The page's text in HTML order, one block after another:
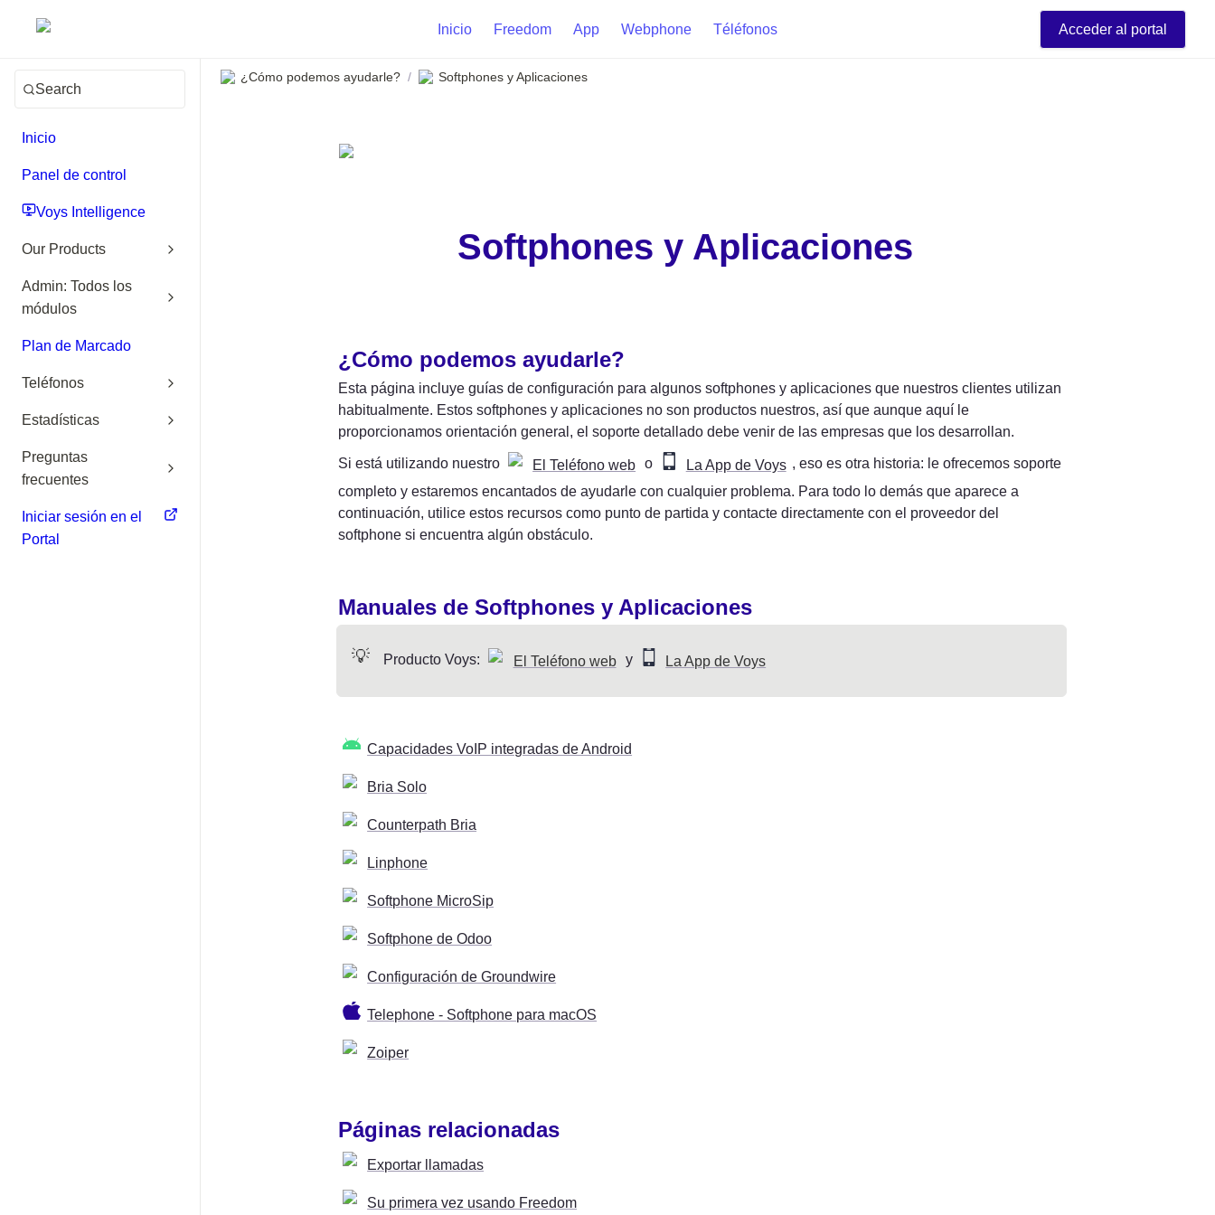
Inicio Freedom App Webphone Téléfonos Acceder al portal
Search
Inicio
Panel de control
Voys Intelligence
Our Products
Admin: Todos los
módulos
Plan de Marcado
Teléfonos
Estadísticas
Preguntas
frecuentes
Iniciar sesión en el
Portal
¿Cómo podemos ayudarle? / Softphones y Aplicaciones
Softphones y Aplicaciones
¿Cómo podemos ayudarle?
Esta página incluye guías de configuración para algunos softphones y aplicaciones que nuestros clientes utilizan
habitualmente. Estos softphones y aplicaciones no son productos nuestros, así que aunque aquí le
proporcionamos orientación general, el soporte detallado debe venir de las empresas que los desarrollan.
Si está utilizando nuestro El Teléfono web o La App de Voys , eso es otra historia: le ofrecemos soporte
completo y estaremos encantados de ayudarle con cualquier problema. Para todo lo demás que aparece a
continuación, utilice estos recursos como punto de partida y contacte directamente con el proveedor del
softphone si encuentra algún obstáculo.
Manuales de Softphones y Aplicaciones
💡 Producto Voys: El Teléfono web y La App de Voys
Capacidades VoIP integradas de Android
Bria Solo
Counterpath Bria
Linphone
Softphone MicroSip
Softphone de Odoo
Configuración de Groundwire
Telephone - Softphone para macOS
Zoiper
Páginas relacionadas
Exportar llamadas
Su primera vez usando Freedom